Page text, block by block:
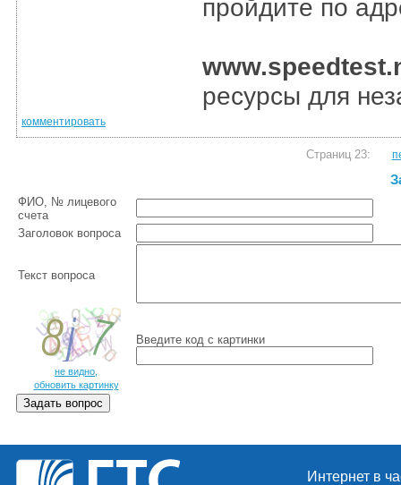
пройдите по
ресурсы для
комментировать
Страниц 23:
ФИО, № лицевого
счета
Заголовок вопроса
Текст вопроса
не видно,
обновить картинку
Введите код c картинки
Интернет в